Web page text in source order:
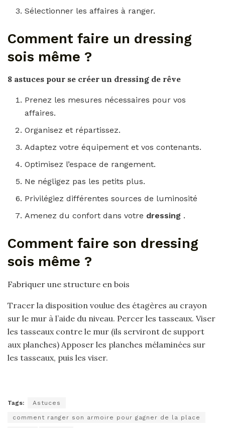
Sélectionner les affaires à ranger.
Comment faire un dressing
sois même ?
8 astuces pour se créer un dressing de rêve
Prenez les mesures nécessaires pour vos
affaires.
Organisez et répartissez.
Adaptez votre équipement et vos contenants.
Optimisez l’espace de rangement.
Ne négligez pas les petits plus.
Privilégiez différentes sources de luminosité
Amenez du confort dans votre dressing .
Comment faire son dressing
sois même ?
Fabriquer une structure en bois
Tracer la disposition voulue des étagères au crayon
sur le mur à l’aide du niveau. Percer les tasseaux. Viser
les tasseaux contre le mur (ils serviront de support
aux planches) Apposer les planches mélaminées sur
les tasseaux, puis les viser.
Tags: Astuces
comment ranger son armoire pour gagner de la place